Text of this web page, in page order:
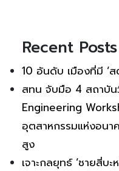
Recent Posts
10 อันดับ เมืองที่มี ‘
สทน จับมือ 4 สถาบัน
Engineering
อุตสาหกรรมแห่งอน
สูง
เจาะกลยุทธ์ ‘ชายสี่บ